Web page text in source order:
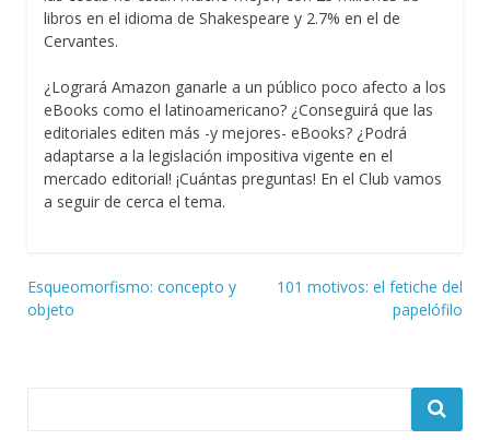
libros en el idioma de Shakespeare y 2.7% en el de
Cervantes.
¿Logrará Amazon ganarle a un público poco afecto a los
eBooks como el latinoamericano? ¿Conseguirá que las
editoriales editen más -y mejores- eBooks? ¿Podrá
adaptarse a la legislación impositiva vigente en el
mercado editorial! ¡Cuántas preguntas! En el Club vamos
a seguir de cerca el tema.
Navegación
de
Esqueomorfismo: concepto y
objeto
101 motivos: el fetiche del
papelófilo